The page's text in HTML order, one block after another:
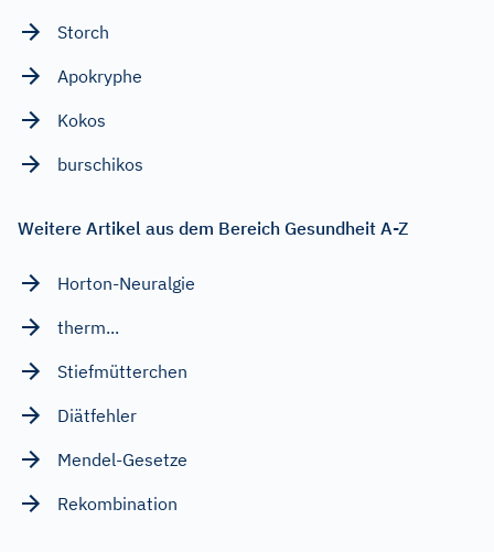
Storch
Apokryphe
Kokos
burschikos
Weitere Artikel aus dem Bereich Gesundheit A-Z
Horton-Neuralgie
therm...
Stiefmütterchen
Diätfehler
Mendel-Gesetze
Rekombination